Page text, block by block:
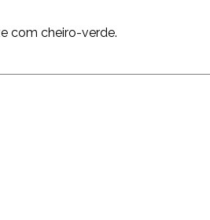
com cheiro-verde.